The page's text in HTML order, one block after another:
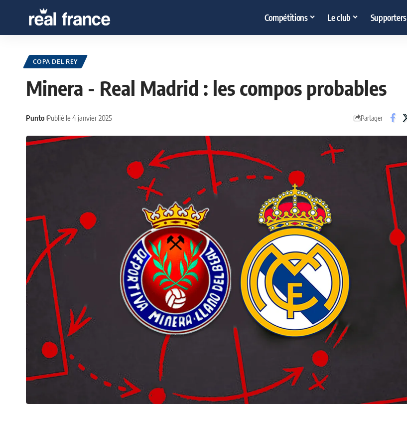
Compétitions Le club Supporters
COPA DEL REY
Minera - Real Madrid : les compos probables
Punto Publié le 4 janvier 2025 Partager